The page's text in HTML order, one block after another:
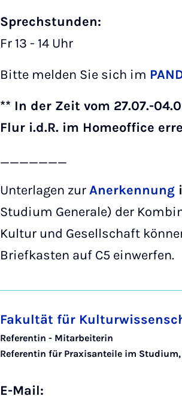
Sprechstunden:
Fr 13 - 14 Uhr
Bitte melden Sie sich im
** In der Zeit vom 27.07.-
Flur i.d.R. im Homeoffice
_______
Unterlagen zurAnerkennung
Studium Generale) der
Kultur und Gesellschaft
Briefkasten auf C5 einwerfen.
Fakultät für
Referentin - Mitarbeiterin
Referentin für Praxisanteile im
E-Mail: